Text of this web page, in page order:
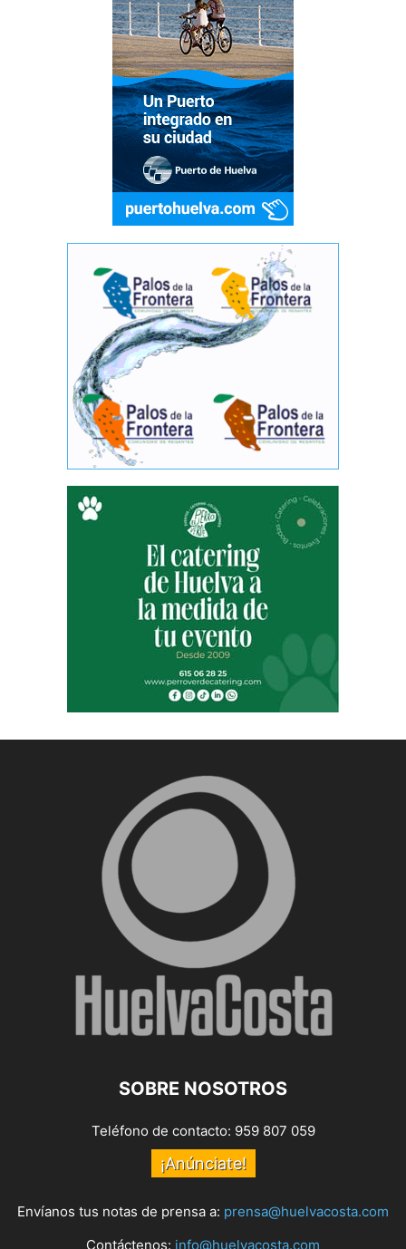
SOBRE NOSOTROS
Teléfono de contacto: 959 807 059
¡Anúnciate!
Envíanos tus notas de prensa a: prensa@huelvacosta.com
Contáctenos: info@huelvacosta.com